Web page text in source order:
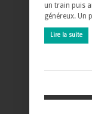
un train puis
généreux. Un
Lire la suite